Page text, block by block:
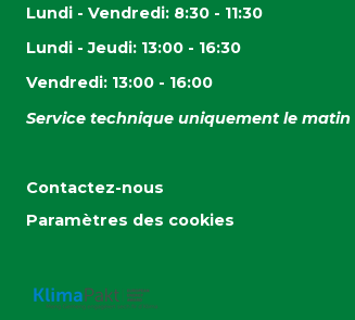
Lundi - Vendredi: 8:30 - 11:30
Lundi - Jeudi: 13:00 - 16:30
Vendredi: 13:00 - 16:00
Service technique uniquement le matin
Contactez-nous
Paramètres des cookies